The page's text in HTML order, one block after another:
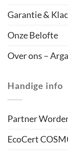
Garantie &
Onze Belofte
Over ons –
Handige info
Partner
EcoCert